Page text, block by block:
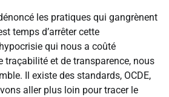
les pratiques qui gangrènent
temps d’arrêter cette
qui nous a coûté
traçabilité et de transparence, nous
Il existe des standards, OCDE,
aller plus loin pour tracer le